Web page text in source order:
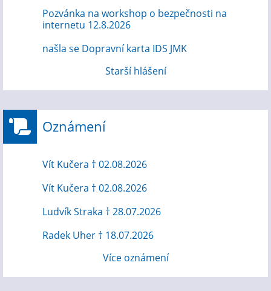
Pozvánka na workshop o bezpečnosti na
internetu 12.8.2026
našla se Dopravní karta IDS JMK
Starší hlášení
Oznámení
Vít Kučera † 02.08.2026
Vít Kučera † 02.08.2026
Ludvík Straka † 28.07.2026
Radek Uher † 18.07.2026
Více oznámení